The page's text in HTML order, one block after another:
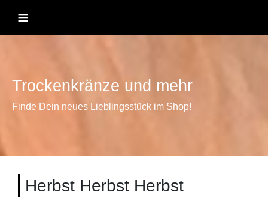
content
≡
Trockenkränze und mehr
Finde Dein neues Lieblingsstück im Shop!
Herbst Herbst Herbst